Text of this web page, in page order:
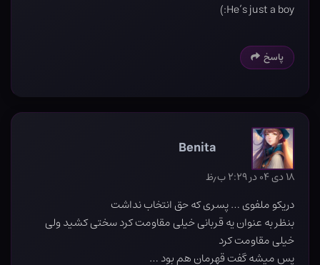
He’s just a boy:)
پاسخ
Benita
دریکو ملفوی … پسری که حق انتخاب نداشت
بنظر به عنوان یه قربانی خیلی مقاومت کرد سختی کشید ولی
خیلی مقاومت کرد
پس میشه گفت قهرمان هم بود …